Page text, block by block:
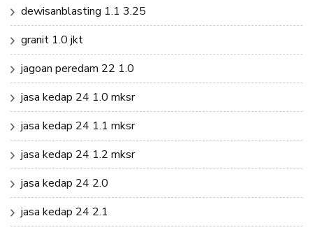
dewisanblasting 1.1 3.25
granit 1.0 jkt
jagoan peredam 22 1.0
jasa kedap 24 1.0 mksr
jasa kedap 24 1.1 mksr
jasa kedap 24 1.2 mksr
jasa kedap 24 2.0
jasa kedap 24 2.1